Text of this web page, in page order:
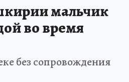
мальчик
во время
без сопровождения